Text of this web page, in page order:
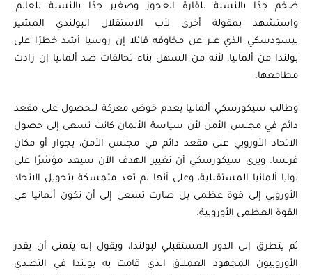
ضخم جدًا بالنسبة للقارة العجوز وصغير جدًا بالنسبة للعالم،
واستشهد بمقولة أخرى لأب الاستقلال البولندي المشير
بيسودسكي الذي عبر عن مخاوفه قائلا إن روسيا أشد خطرًا على
بولندا من ألمانيا، لأنه من السهل بناء تحالفات ضد ألمانيا إن زادت
مطامعها.
وطالب سيكورسكي ألمانيا بعدم خوض معركة للحصول على مقعد
دائم في مجلس الأمن لأن سياسة الألمان كانت تسعى إلى حصول
الاتحاد الأوروبي على مقعد دائم في مجلس الأمن، بجوار أو مكان
فرنسا. ويرى سيكورسكي أن تغيير الهدف الآن سيعد مؤشرًا على
نوايا ألمانيا المستقبلية، وعلى أنها لم تعد متمسكة بتحويل الاتحاد
الأوروبي إلى قوة عظمى بل صارت تسعى إلى أن تكون ألمانيا هي
القوة العظمى الأوروبية.
ثم يتطرق إلى الدور المستقبلي لبولندا، ويقول إنه يتمنى أن يقدر
الأوروبيون المجهود العملاق الذي قامت به بولندا في التصدي